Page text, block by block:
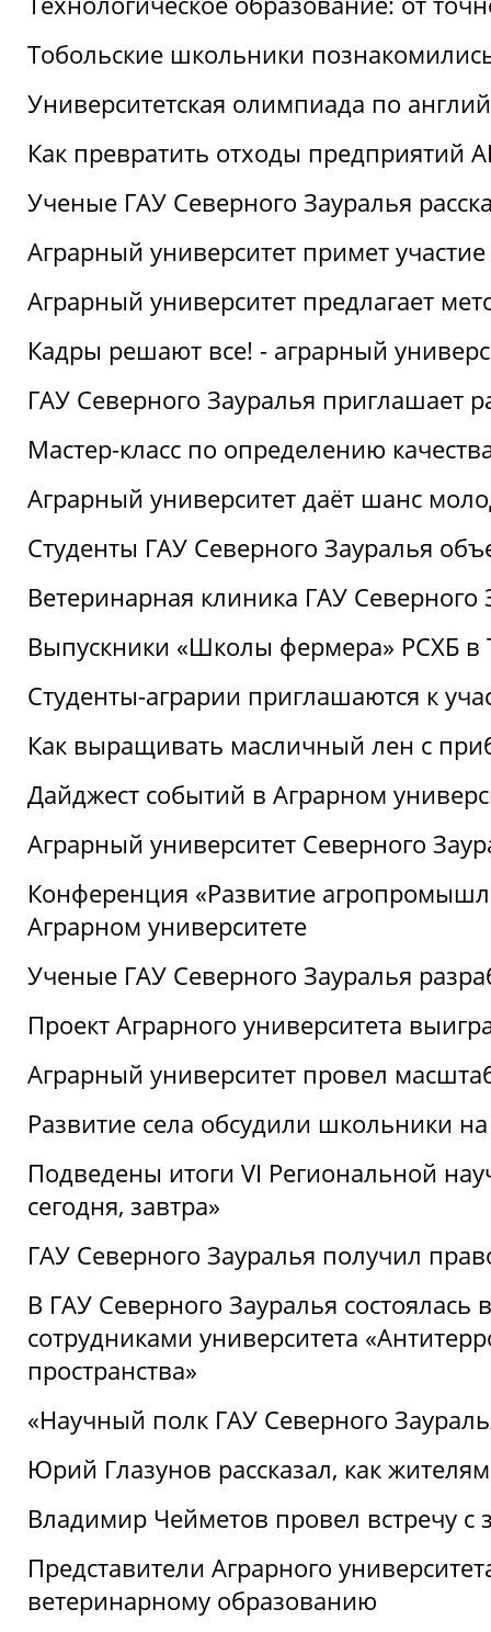
Тобольские школьники
Университетская олимпиада по
Как превратить отходы предприятий
Ученые ГАУ Северного Зауралья
Аграрный университет примет
Аграрный университет предлагает
Кадры решают все! - аграрный
ГАУ Северного Зауралья приглашает
Мастер-класс по определению
Аграрный университет даёт шанс
Студенты ГАУ Северного Зауралья
Ветеринарная клиника ГАУ Северного
Выпускники «Школы фермера» РСХБ
Студенты-аграрии приглашаются к
Как выращивать масличный лен с
Дайджест событий в Аграрном
Аграрный университет Северного
Конференция «Развитие
Аграрном университете
Ученые ГАУ Северного Зауралья
Проект Аграрного университета
Аграрный университет провел
Развитие села обсудили школьники
Подведены итоги VI Региональной
сегодня, завтра»
ГАУ Северного Зауралья получил
В ГАУ Северного Зауралья состоялась
сотрудниками университета
пространства»
«Научный полк ГАУ Северного
Юрий Глазунов рассказал, как
Владимир Чейметов провел встречу
Представители Аграрного
ветеринарному образованию